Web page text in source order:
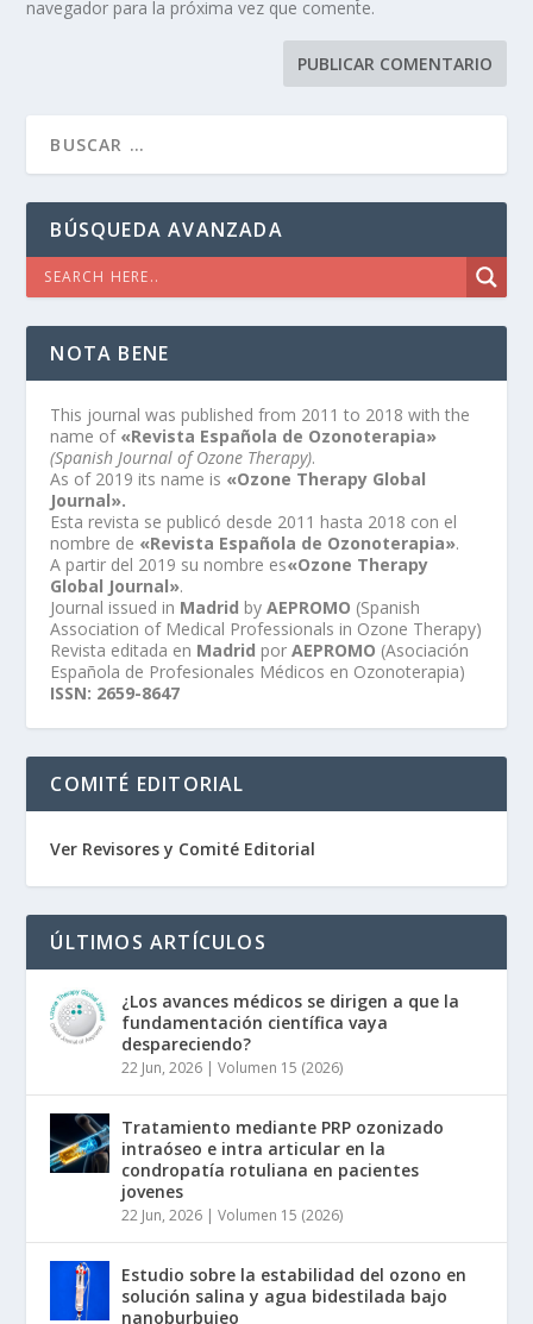
navegador para la próxima vez que comente.
BÚSQUEDA AVANZADA
NOTA BENE
This journal was published from 2011 to 2018 with the
name of «Revista Española de Ozonoterapia»
(Spanish Journal of Ozone Therapy).
As of 2019 its name is «Ozone Therapy Global
Journal».
Esta revista se publicó desde 2011 hasta 2018 con el
nombre de «Revista Española de Ozonoterapia».
A partir del 2019 su nombre es«Ozone Therapy
Global Journal».
Journal issued in Madrid byAEPROMO (Spanish
Association of Medical Professionals in Ozone Therapy)
Revista editada en Madrid porAEPROMO (Asociación
Española de Profesionales Médicos en Ozonoterapia)
ISSN: 2659-8647
COMITÉ EDITORIAL
Ver Revisores y Comité Editorial
ÚLTIMOS ARTÍCULOS
¿Los avances médicos se dirigen a que la
fundamentación científica vaya
despareciendo?
22 Jun, 2026 |Volumen 15 (2026)
Tratamiento mediante PRP ozonizado
intraóseo e intra articular en la
condropatía rotuliana en pacientes
jovenes
22 Jun, 2026 |Volumen 15 (2026)
Estudio sobre la estabilidad del ozono en
solución salina y agua bidestilada bajo
nanoburbujeo